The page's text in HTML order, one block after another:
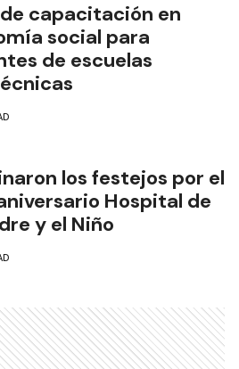
capacitación en
social para
de escuelas
los festejos por el
Hospital de
y el Niño